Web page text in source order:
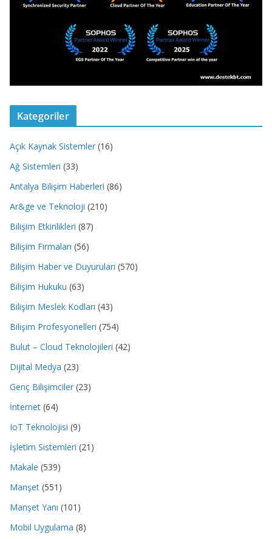
Kategoriler
Açık Kaynak Sistemler (16)
Ağ Sistemleri (33)
Antalya Bilişim Haberleri (86)
Ar&ge ve Teknoloji (210)
Bilişim Etkinlikleri (87)
Bilişim Firmaları (56)
Bilişim Haber ve Duyuruları (570)
Bilişim Hukuku (63)
Bilişim Meslek Kodları (43)
Bilişim Profesyonelleri (754)
Bulut – Cloud Teknolojileri (42)
Dijital Medya (23)
Genç Bilişimciler (23)
İnternet (64)
IoT Teknolojisi (9)
İşletim Sistemleri (21)
Makale (539)
Manşet (551)
Manşet Yanı (101)
Mobil Uygulama (8)